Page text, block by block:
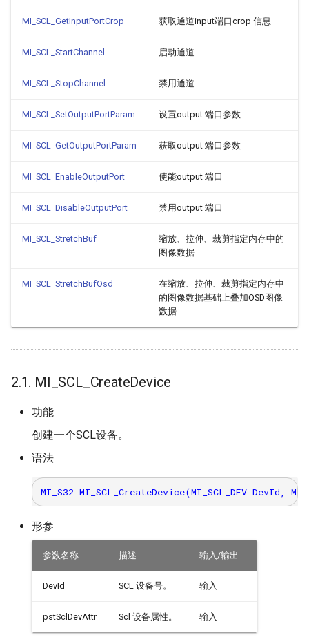
MI_SCL_GetInputPortCrop 获取通道input端口crop 信息
MI_SCL_StartChannel 启动通道
MI_SCL_StopChannel 禁用通道
MI_SCL_SetOutputPortParam 设置output 端口参数
MI_SCL_GetOutputPortParam 获取output 端口参数
MI_SCL_EnableOutputPort 使能output 端口
MI_SCL_DisableOutputPort 禁用output 端口
MI_SCL_StretchBuf
缩放、拉伸、裁剪指定内存中的
图像数据
MI_SCL_StretchBufOsd
在缩放、拉伸、裁剪指定内存中
的图像数据基础上叠加OSD图像
数据
2.1. MI_SCL_CreateDevice
功能
创建一个SCL设备。
语法
形参
参数名称 描述 输入/输出
DevId SCL 设备号。 输入
pstSclDevAttr Scl 设备属性。 输入